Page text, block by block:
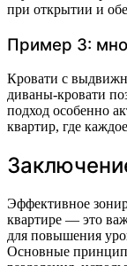
при открытии и
Пример 3:
Кровати с
диваны-кровати
подход особенно
квартир, где
Эффективное
квартире — это
для повышения
Основные